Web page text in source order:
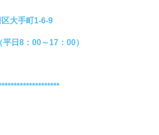
大手町1-6-9
日8：00～17：00）